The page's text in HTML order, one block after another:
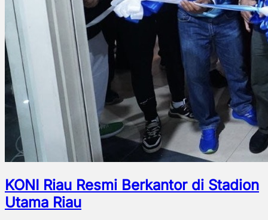
KONI Riau Resmi Berkantor di Stadion
Utama Riau